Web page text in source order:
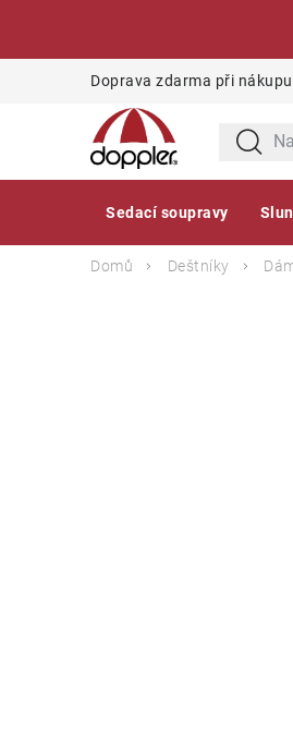
Doprava zdarma při
Sedací soupravy
Domů Deštníky